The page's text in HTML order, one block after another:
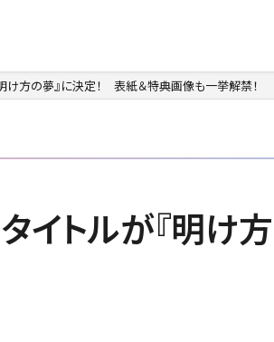
け方の夢』に決定！ 表紙＆特典画像も一挙解禁！
イトルが『明け